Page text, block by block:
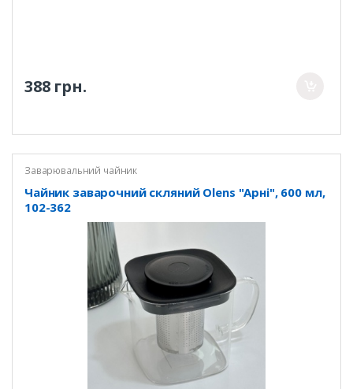
388 грн.
Заварювальний чайник
Чайник заварочний скляний Olens "Арні", 600 мл,
102-362